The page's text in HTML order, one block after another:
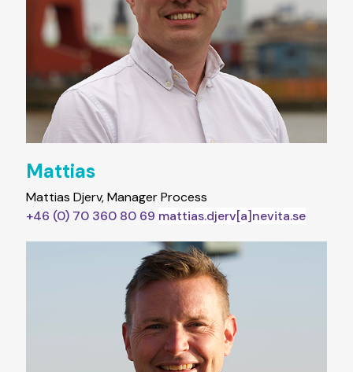
Mattias
Mattias Djerv, Manager Process
+46 (0) 70 360 80 69 mattias.djerv[a]nevita.se